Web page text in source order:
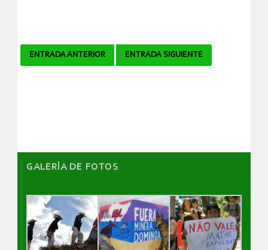
Navegador
ENTRADA ANTERIOR ENTRADA SIGUIENTE
GALERÌA DE FOTOS